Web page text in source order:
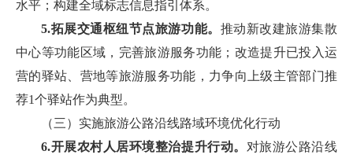
水平；构建全域标志信息指引体系。
5.拓展交通枢纽节点旅游功能。 推动新改建旅游集散
中心等功能区域，完善旅游服务功能；改造提升已投入运
营的驿站、营地等旅游服务功能，力争向上级主管部门推
荐1个驿站作为典型。
（三）实施旅游公路沿线路域环境优化行动
6.开展农村人居环境整治提升行动。 对旅游公路沿线